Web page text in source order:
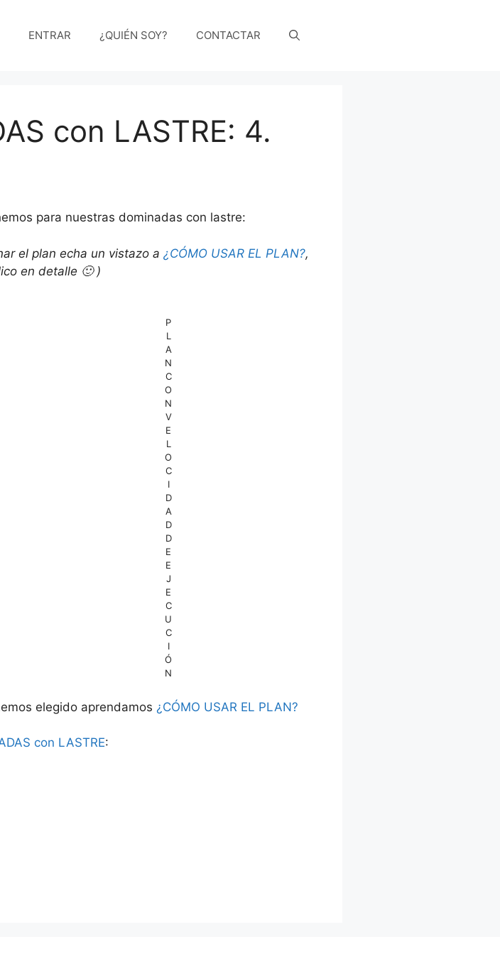
ENTRAR ¿QUIÉN SOY? CONTACTAR
con LASTRE: 4.
para nuestras dominadas con lastre:
el plan echa un vistazo a ¿CÓMO USAR EL PLAN?,
en detalle 🙂 )
P
L
A
N
C
O
N
V
E
L
O
C
I
D
A
D
D
E
E
J
E
C
U
C
I
Ó
N
elegido aprendamos ¿CÓMO USAR EL PLAN?
con LASTRE: